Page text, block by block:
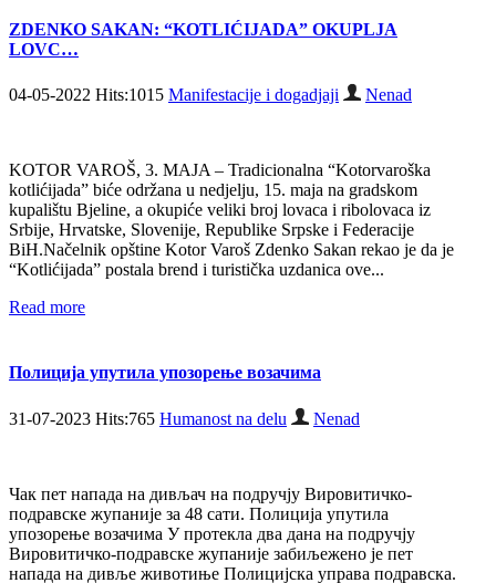
ZDENKO SAKAN: “KOTLIĆIJADA” OKUPLJA
LOVC…
04-05-2022 Hits:1015 Manifestacije i dogadjaji Nenad
KOTOR VAROŠ, 3. MAJA – Tradicionalna “Kotorvaroška
kotlićijada” biće održana u nedjelju, 15. maja na gradskom
kupalištu Bjeline, a okupiće veliki broj lovaca i ribolovaca iz
Srbije, Hrvatske, Slovenije, Republike Srpske i Federacije
BiH.Načelnik opštine Kotor Varoš Zdenko Sakan rekao je da je
“Kotlićijada” postala brend i turistička uzdanica ove...
Read more
Полиција упутила упозорење возачима
31-07-2023 Hits:765 Humanost na delu Nenad
Чак пет напада на дивљач на подручју Вировитичко-
подравске жупаније за 48 сати. Полиција упутила
упозорење возачима У протекла два дана на подручју
Вировитичко-подравске жупаније забиљежено је пет
напада на дивље животиње Полицијска управа подравска.